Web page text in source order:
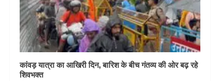
कांवड़ यात्रा का आखिरी दिन, बारिश के बीच गंतव्य की ओर बढ़ रहे
शिवभक्त